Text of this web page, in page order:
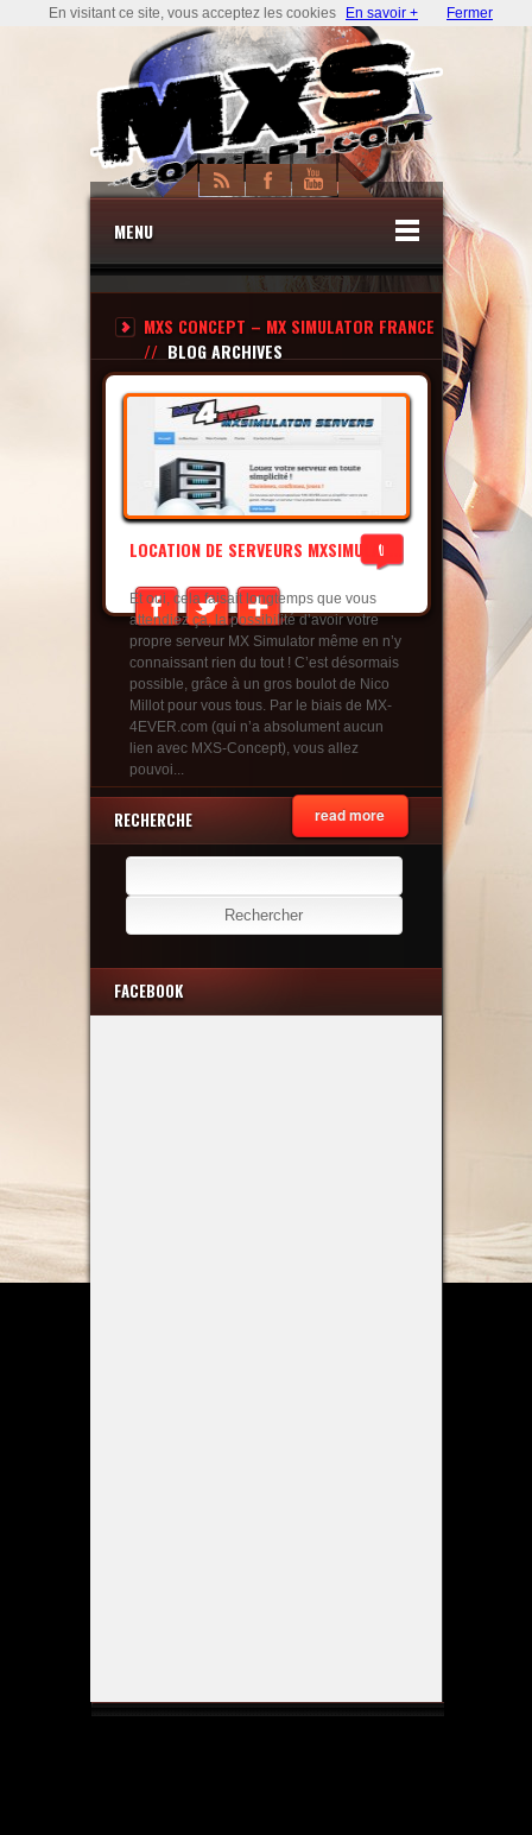
MENU
MXS CONCEPT – MX SIMULATOR FRANCE
// BLOG ARCHIVES
0
LOCATION DE SERVEURS MXSIMULAT...
Et oui, cela faisait longtemps que vous
attendiez ça, la possibilité d’avoir votre
propre serveur MX Simulator même en n’y
connaissant rien du tout ! C’est désormais
possible, grâce à un gros boulot de Nico
Millot pour vous tous. Par le biais de MX-
4EVER.com (qui n’a absolument aucun
lien avec MXS-Concept), vous allez
pouvoi...
read more
RECHERCHE
Rechercher :
FACEBOOK
En visitant ce site, vous acceptez les cookies En savoir + Fermer